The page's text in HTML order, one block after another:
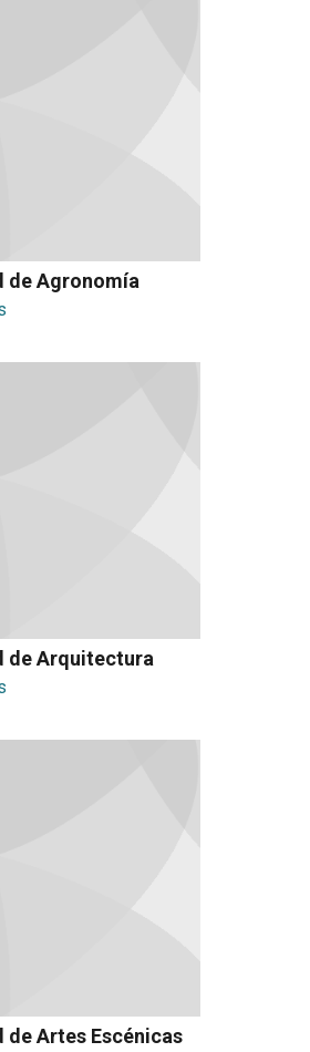
de Agronomía
de Arquitectura
de Artes Escénicas